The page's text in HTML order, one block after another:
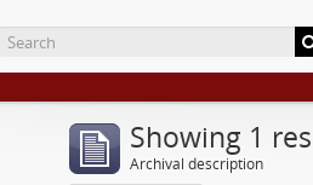
Showing 1
Archival description